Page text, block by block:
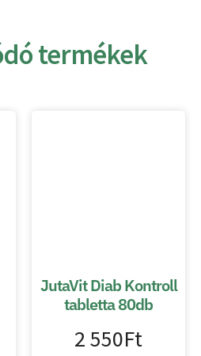
termékek
JutaVit Diab Kontroll
tabletta 80db
2 550Ft